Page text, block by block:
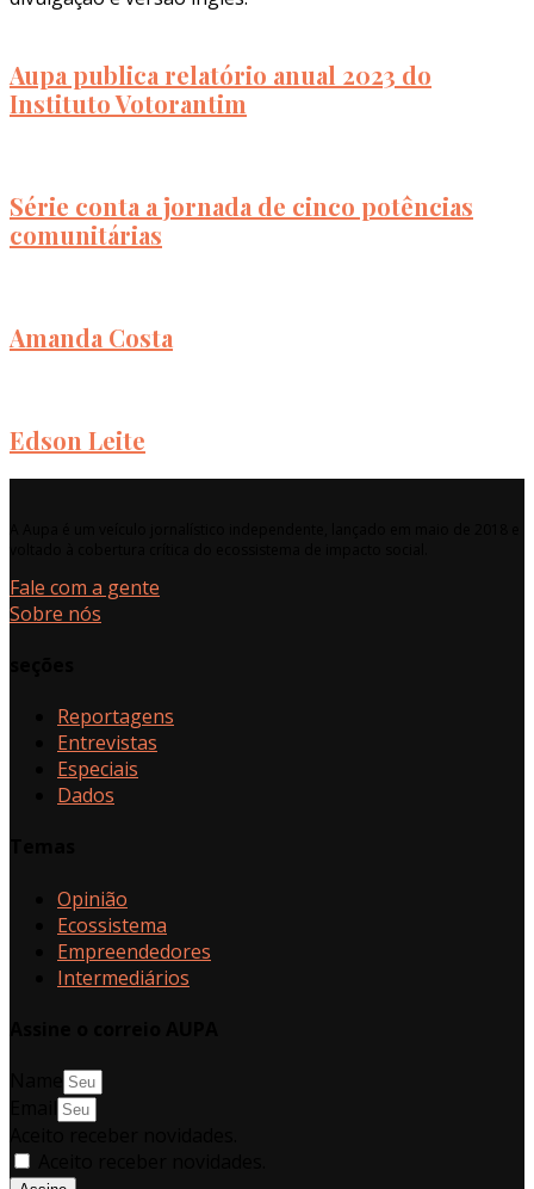
Aupa publica relatório anual 2023 do
Instituto Votorantim
Série conta a jornada de cinco potências
comunitárias
Amanda Costa
Edson Leite
Fale com a gente
Sobre nós
Reportagens
Entrevistas
Especiais
Dados
Opinião
Ecossistema
Empreendedores
Intermediários